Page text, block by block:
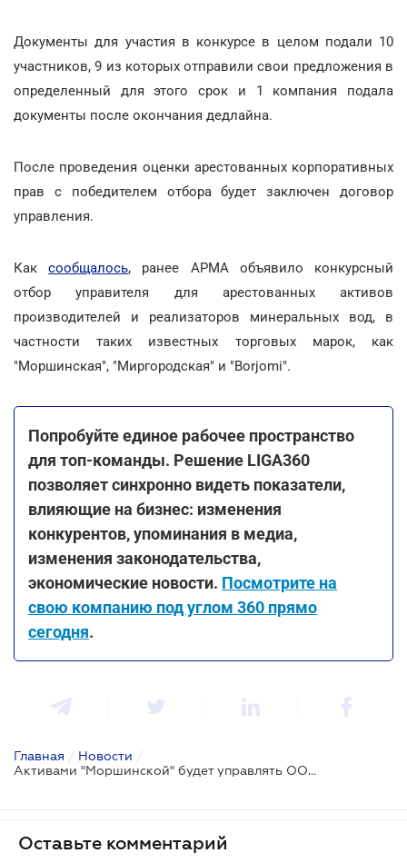
Документы для участия в конкурсе в целом подали 10
участников, 9 из которых отправили свои предложения в
определенный для этого срок и 1 компания подала
документы после окончания дедлайна.
После проведения оценки арестованных корпоративных
прав с победителем отбора будет заключен договор
управления.
Каксообщалось, ранее АРМА объявило конкурсный
отбор управителя для арестованных активов
производителей и реализаторов минеральных вод, в
частности таких известных торговых марок, как
"Моршинская", "Миргородская" и "Borjomi".
Попробуйте единое рабочее пространство
для топ-команды. Решение LIGA360
позволяет синхронно видеть показатели,
влияющие на бизнес: изменения
конкурентов, упоминания в медиа,
изменения законодательства,
экономические новости. Посмотрите на
свою компанию под углом 360 прямо
сегодня.
Главная / Новости /
Активами "Моршинской" будет управлять ООО "Карпатские минеральные воды"
Оставьте комментарий